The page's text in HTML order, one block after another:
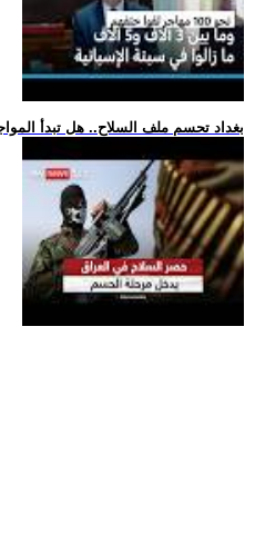
.. بغداد تحسم ملف السلاح.. هل تبدأ